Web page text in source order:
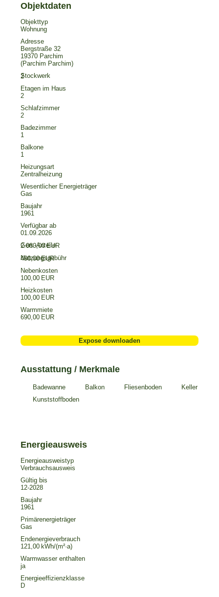
Objekttyp
Wohnung
Adresse
Bergstraße 32
19370 Parchim
(Parchim Parchim)
2
Etagen im Haus
2
Schlafzimmer
2
Badezimmer
1
Balkone
1
Heizungsart
Zentralheizung
Wesentlicher Energieträger
Gas
Baujahr
1961
Verfügbar ab
01.09.2026
2.080,00 EUR
490,00 EUR
Nebenkosten
100,00 EUR
Heizkosten
100,00 EUR
Warmmiete
690,00 EUR
Expose downloaden
Ausstattung / Merkmale
Badewanne Balkon Fliesenboden
Keller
Kunststoffboden
Energieausweistyp
Verbrauchs­ausweis
Gültig bis
12-2028
Baujahr
1961
Primärenergieträger
Gas
Endenergie­verbrauch
121,00 kWh/(m²·a)
Warmwasser enthalten
ja
Energie­effizienz­klasse
D